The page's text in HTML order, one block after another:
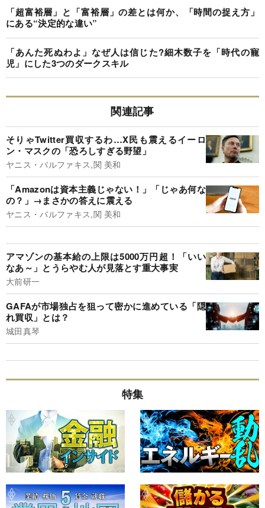
「超富裕層」と「富裕層」の差とは何か、「時間の捉え方」
にある“決定的な違い”
「あんた死ぬわよ」なぜ人は信じた?細木数子を「時代の寵
児」にした3つのダークスキル
関連記事
そりゃTwitter買収するわ…X民も震えるイーロ
ン・マスクの「恐ろしすぎる野望」
ヤニス・バルファキス,関 美和
「Amazonは資本主義じゃない！」「じゃあ何な
の？」→まさかの答えに震える
ヤニス・バルファキス,関 美和
アマゾンの基本給の上限は5000万円超！「いい
なあ～」とうらやむ人が見落とす重大事実
大前研一
GAFAが市場独占を狙って密かに進めている「隠
れ買収」とは？
城田真琴
特集